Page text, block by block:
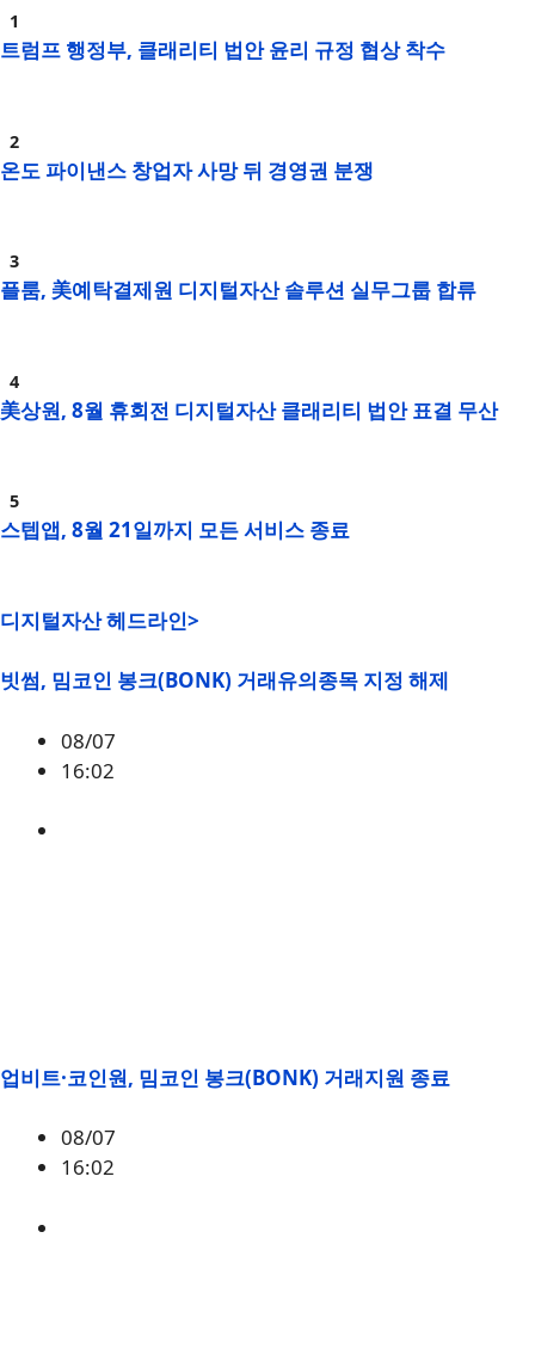
트럼프 행정부, 클래리티 법안 윤리 규정 협상 착수
온도 파이낸스 창업자 사망 뒤 경영권 분쟁
플룸, 美예탁결제원 디지털자산 솔루션 실무그룹 합류
美상원, 8월 휴회전 디지털자산 클래리티 법안 표결 무산
스텝앱, 8월 21일까지 모든 서비스 종료
디지털자산 헤드라인>
빗썸, 밈코인 봉크(BONK) 거래유의종목 지정 해제
08/07
16:02
업비트·코인원, 밈코인 봉크(BONK) 거래지원 종료
08/07
16:02